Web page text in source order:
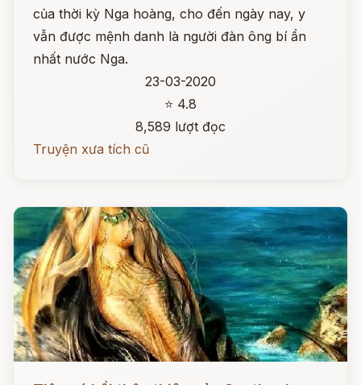
của thời kỳ Nga hoàng, cho đến ngày nay, y
vẫn được mệnh danh là người đàn ông bí ẩn
nhất nước Nga.
23-03-2020
⭐ 4.8
8,589 lượt đọc
Truyện xưa tích cũ